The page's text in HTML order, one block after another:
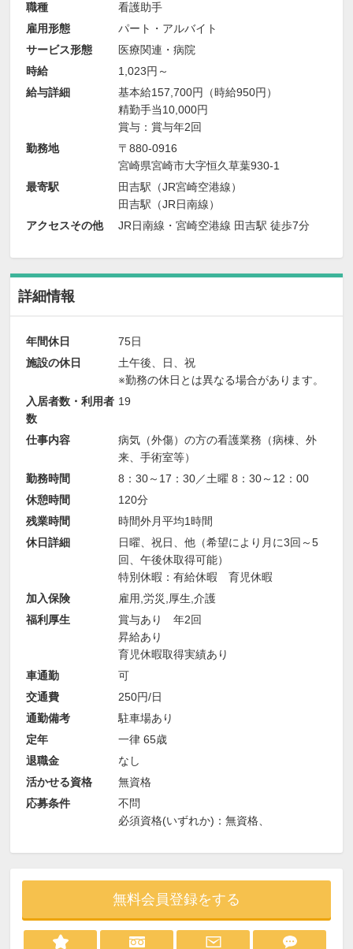
職種
看護助手
雇用形態
パート・アルバイト
サービス形態
医療関連・病院
時給
1,023円～
給与詳細
基本給157,700円（時給950円）
精勤手当10,000円
賞与：賞与年2回
勤務地
〒880-0916
宮崎県宮崎市大字恒久草葉930-1
最寄駅
田吉駅（JR宮崎空港線）
田吉駅（JR日南線）
アクセスその他
JR日南線・宮崎空港線 田吉駅 徒歩7分
詳細情報
年間休日
75日
施設の休日
土午後、日、祝
※勤務の休日とは異なる場合があります。
入居者数・利用者
数
19
仕事内容
病気（外傷）の方の看護業務（病棟、外
来、手術室等）
勤務時間
8：30～17：30／土曜 8：30～12：00
休憩時間
120分
残業時間
時間外月平均1時間
休日詳細
日曜、祝日、他（希望により月に3回～5
回、午後休取得可能）
特別休暇：有給休暇 育児休暇
加入保険
雇用,労災,厚生,介護
福利厚生
賞与あり 年2回
昇給あり
育児休暇取得実績あり
車通勤
可
交通費
250円/日
通勤備考
駐車場あり
定年
一律 65歳
退職金
なし
活かせる資格
無資格
応募条件
不問
必須資格(いずれか)：無資格、
無料会員登録をする